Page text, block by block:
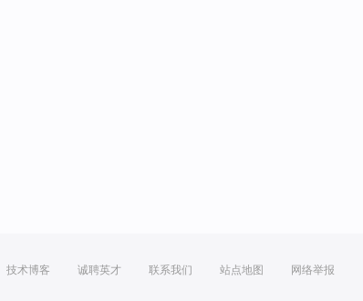
技术博客 诚聘英才 联系我们 站点地图 网络举报